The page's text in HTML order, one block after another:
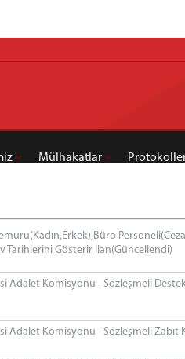
Mülhakatlar
Tarihlerini Gösterir İlan(Güncellendi)
Adalet Komisyonu - Sözleşmeli
Adalet Komisyonu - Sözleşmeli